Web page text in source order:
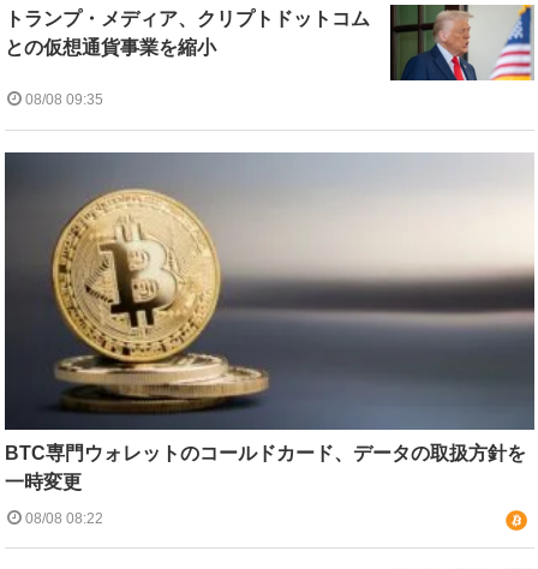
トランプ・メディア、クリプトドットコム
との仮想通貨事業を縮小
08/08 09:35
BTC専門ウォレットのコールドカード、データの取扱方針を
一時変更
08/08 08:22